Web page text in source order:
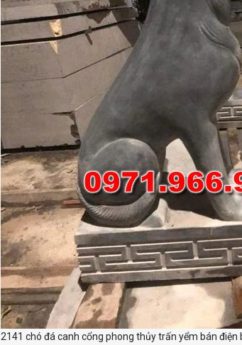
2141 chó đá canh cổng phong thủy trấn yểm bán điện